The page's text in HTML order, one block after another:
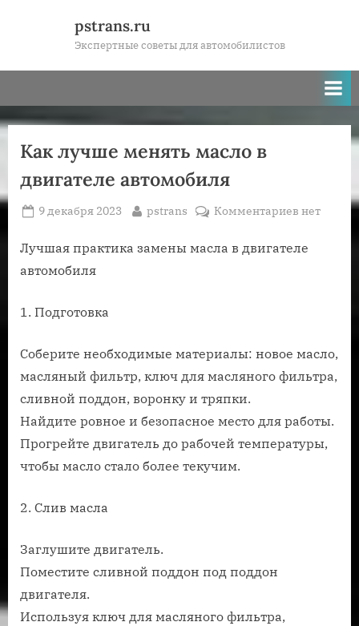
pstrans.ru
Экспертные советы для автомобилистов
Как лучше менять масло в
двигателе автомобиля
Posted
9 декабря 2023 By
pstrans Комментариевк
Как
нет
Лучшая практика замены масла в двигателе
автомобиля
1. Подготовка
Соберите необходимые материалы: новое масло,
масляный фильтр, ключ для масляного фильтра,
сливной поддон, воронку и тряпки.
Найдите ровное и безопасное место для работы.
Прогрейте двигатель до рабочей температуры,
чтобы масло стало более текучим.
2. Слив масла
Заглушите двигатель.
Поместите сливной поддон под поддон
двигателя.
Используя ключ для масляного фильтра,